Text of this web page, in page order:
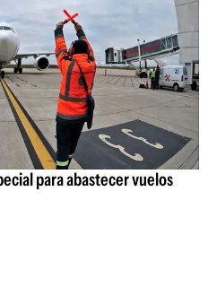
para abastecer vuelos